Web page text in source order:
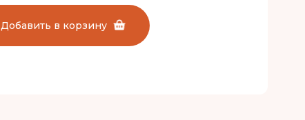
Добавить в корзину